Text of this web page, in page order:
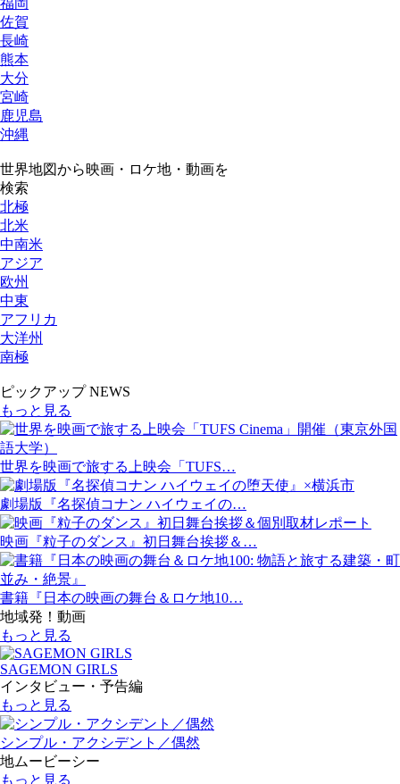
福岡
佐賀
長崎
熊本
大分
宮崎
鹿児島
沖縄
世界地図から映画・ロケ地・動画を
検索
北極
北米
中南米
アジア
欧州
中東
アフリカ
大洋州
南極
ピックアップ NEWS
もっと見る
世界を映画で旅する上映会「TUFS…
劇場版『名探偵コナン ハイウェイの…
映画『粒子のダンス』初日舞台挨拶＆…
書籍『日本の映画の舞台＆ロケ地10…
地域発！動画
もっと見る
SAGEMON GIRLS
インタビュー・予告編
もっと見る
シンプル・アクシデント／偶然
地ムービーシー
もっと見る